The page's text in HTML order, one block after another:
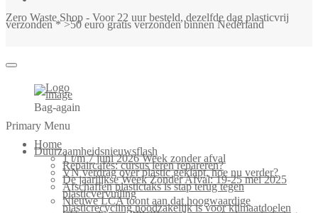
Zero Waste Shop - Voor 22 uur besteld, dezelfde dag plasticvrij
verzonden * >50 euro gratis verzonden binnen Nederland
Bag-again
Primary Menu
Home
Duurzaamheidsnieuwsflash
1 t/m 7 juni 2026 Week zonder afval
Repaircafés: cursus leren repareren?
VN verdrag over plastic geklapt, hoe nu verder?
De jaarlijkse Week Zonder Afval: 19-25 mei 2025
Afschaffen plastictaks is stap terug tegen
plasticvervuiling
Nieuwe LCA toont aan dat hoogwaardige
plasticrecycling noodzakelijk is voor klimaatdoelen